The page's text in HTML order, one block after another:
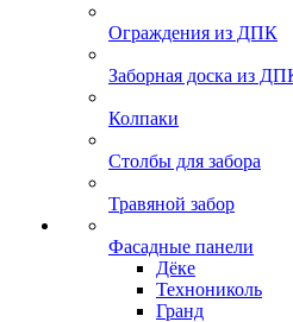
Ограждения из ДПК
Заборная доска из
Колпаки
Столбы для забора
Травяной забор
Фасадные панели
Дёке
Технониколь
Гранд